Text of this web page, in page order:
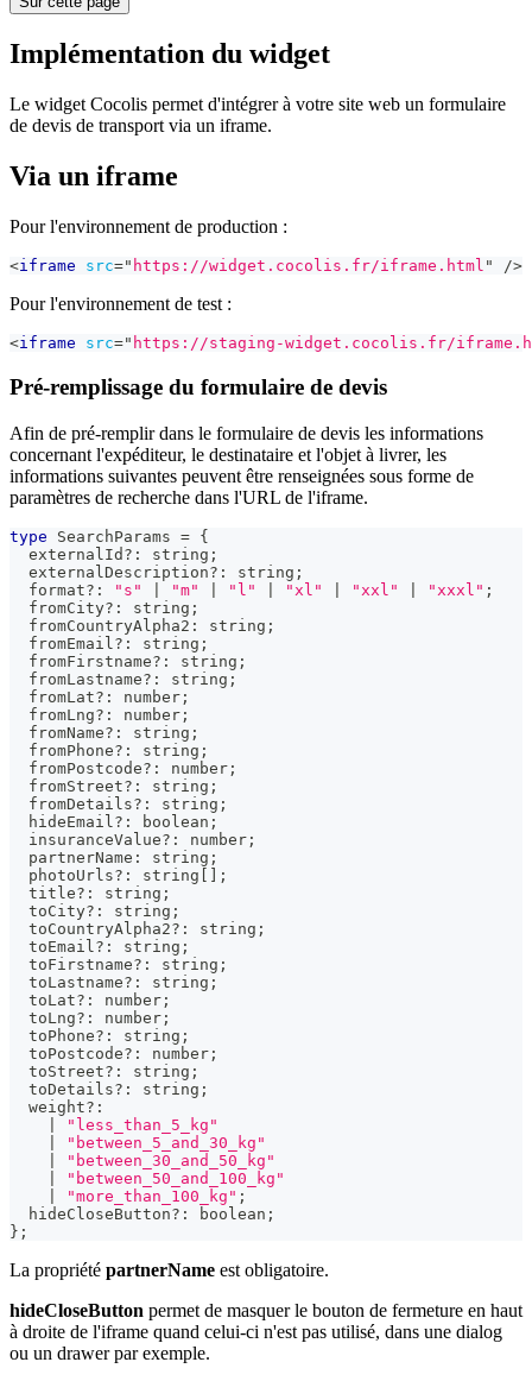
Implémentation du widget
Le widget Cocolis permet d'intégrer à votre site web un formulaire
de devis de transport via un iframe.
Via un iframe
Pour l'environnement de production :
<iframe src=" https://widget.cocolis.fr/iframe.html " />
Pour l'environnement de test :
<iframe src=" https://staging-widget.cocolis.fr/
Pré-remplissage du formulaire de devis
Afin de pré-remplir dans le formulaire de devis les informations
concernant l'expéditeur, le destinataire et l'objet à livrer, les
informations suivantes peuvent être renseignées sous forme de
paramètres de recherche dans l'URL de l'iframe.
type SearchParams = {
  externalId
? : string ;
  externalDescription
? : string ;
  format
? : "s" "m" "l" "xl" "xxl" "xxxl" ;
  fromCity
? : string ;
  fromCountryAlpha2
: string ;
  fromEmail
? : string ;
  fromFirstname
? : string ;
  fromLastname
? : string ;
  fromLat
? : number ;
  fromLng
? : number ;
  fromName
? : string ;
  fromPhone
? : string ;
  fromPostcode
? : number ;
  fromStreet
? : string ;
  fromDetails
? : string ;
  hideEmail
? : boolean ;
  insuranceValue
? : number ;
  partnerName
: string ;
  photoUrls
? : string [ ] ;
  title
? : string ;
  toCity
? : string ;
  toCountryAlpha2
? : string ;
  toEmail
? : string ;
  toFirstname
? : string ;
  toLastname
? : string ;
  toLat
? : number ;
  toLng
? : number ;
  toPhone
? : string ;
  toPostcode
? : number ;
  toStreet
? : string ;
  toDetails
? : string ;
  weight
? :
"less_than_5_kg"
"between_5_and_30_kg"
"between_30_and_50_kg"
"between_50_and_100_kg"
"more_than_100_kg" ;
  hideCloseButton
? : boolean ;
} ;
La propriété partnerName est obligatoire.
hideCloseButton permet de masquer le bouton de fermeture en haut
à droite de l'iframe quand celui-ci n'est pas utilisé, dans une dialog
ou un drawer par exemple.